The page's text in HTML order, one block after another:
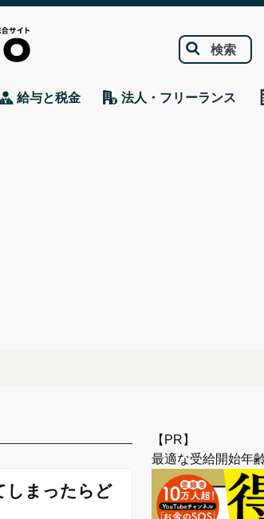
検索
給与と税金 法人・フリーランス
しまったらど
【PR】
最適な受給開始年